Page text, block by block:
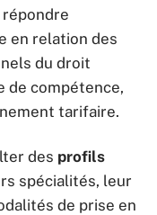
en relation des
du droit
de compétence,
tarifaire.
des profils
spécialités, leur
de prise en